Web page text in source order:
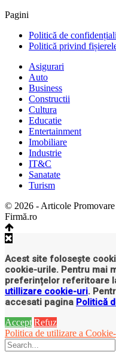
Pagini
Politică de
Politică privind
Asigurari
Auto
Business
Constructii
Cultura
Educatie
Entertainment
Imobiliare
Industrie
IT&C
Sanatate
Turism
© 2026 - Articole Promovare
Firmă.ro
Acest site folosește
cookie-urile. Pentru mai
preferințelor referitoare
utillizare cookie-uri.
accesati pagina Politică
Accept Refuz
Politica de utilizare a